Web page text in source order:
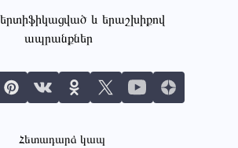
և երաշխիքով
ապրանքներ
Հետադարձ կապ